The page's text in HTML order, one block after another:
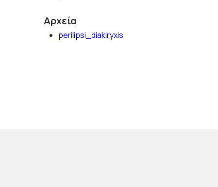
Αρχεία
perilipsi_diakiryxis